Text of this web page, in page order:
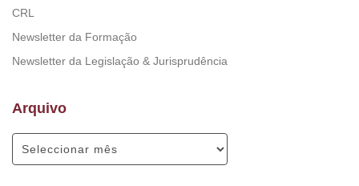
CRL
Newsletter da Formação
Newsletter da Legislação & Jurisprudência
Arquivo